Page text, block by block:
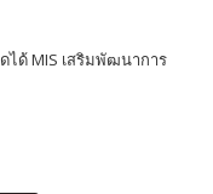
ด้ MIS เสริมพัฒนาการ